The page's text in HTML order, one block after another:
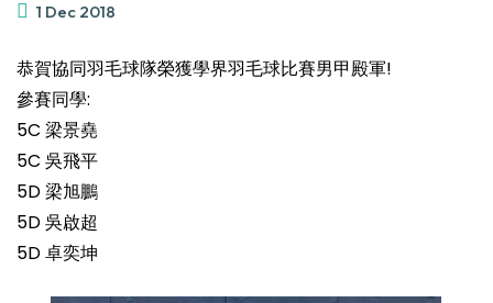
1 Dec 2018
恭賀協同羽毛球隊榮獲學界羽毛球比賽男甲殿軍!
參賽同學:
5C 梁景堯
5C 吳飛平
5D 梁旭鵬
5D 吳啟超
5D 卓奕坤